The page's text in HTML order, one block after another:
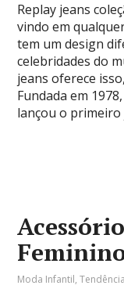
Replay jeans
vindo em
tem um design
celebridades do
jeans oferece
Fundada em
lançou o primeiro
Moda Infantil,